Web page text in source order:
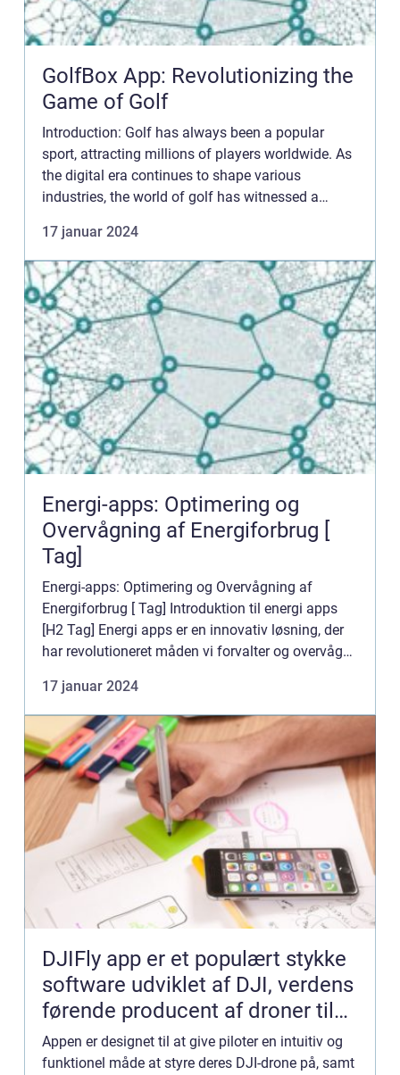
GolfBox App: Revolutionizing the
Game of Golf
Introduction: Golf has always been a popular
sport, attracting millions of players worldwide. As
the digital era continues to shape various
industries, the world of golf has witnessed a
the GolfBox ...
17 januar 2024
Energi-apps: Optimering og
Overvågning af Energiforbrug [
Tag]
Energi-apps: Optimering og Overvågning af
Energiforbrug [ Tag] Introduktion til energi apps
[H2 Tag] Energi apps er en innovativ løsning, der
har revolutioneret måden vi forvalter og overvåger
at giv...
17 januar 2024
DJIFly app er et populært stykke
software udviklet af DJI, verdens
førende producent af droner til
forbrugere og professionelle
Appen er designet til at give piloter en intuitiv og
funktionel måde at styre deres DJI-drone på, samt